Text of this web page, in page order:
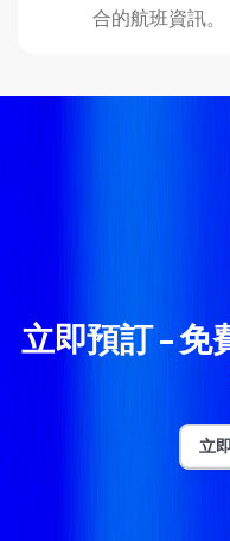
合的航班資訊。
立即預訂 - 免
立